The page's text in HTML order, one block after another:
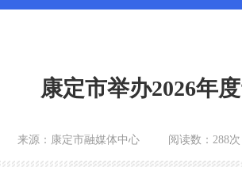
康定市举办2026年
来源： 康定市融媒体中心 阅读数： 288次